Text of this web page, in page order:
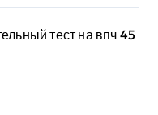
тест на впч 45